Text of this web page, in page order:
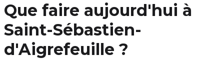
Que faire aujourd'hui à
Saint-Sébastien-
d'Aigrefeuille ?